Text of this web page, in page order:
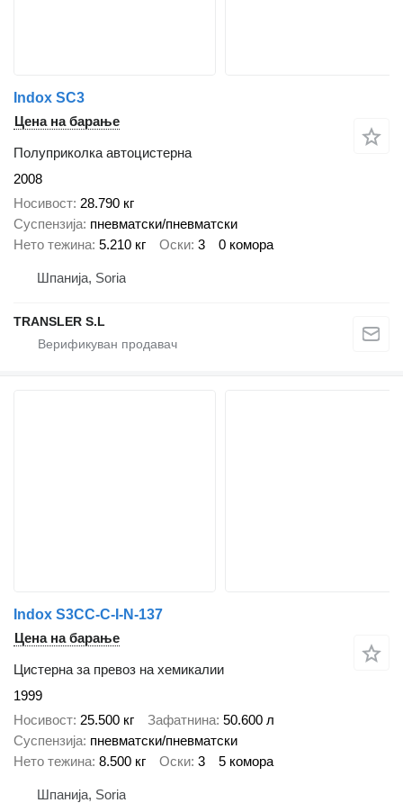
Indox SC3
Цена на барање
Полуприколка автоцистерна
2008
Носивост 28.790 кг
Суспензија пневматски/пневматски
Нето тежина 5.210 кг Оски 3 0 комора
Шпанија, Soria
TRANSLER S.L
Indox S3CC-C-I-N-137
Цена на барање
Цистерна за превоз на хемикалии
1999
Носивост 25.500 кг Зафатнина 50.600 л
Суспензија пневматски/пневматски
Нето тежина 8.500 кг Оски 3 5 комора
Шпанија, Soria